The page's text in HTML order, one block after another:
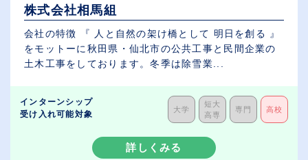
株式会社相馬組
会社の特徴 『 人と自然の架け橋として 明日を創る 』
をモットーに秋田県・仙北市の公共工事と民間企業の
土木工事をしております。冬季は除雪業...
インターンシップ
受け入れ可能対象
大学
短大
高専
専門 高校
詳しくみる